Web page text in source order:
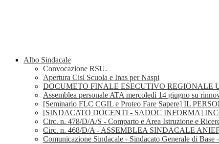
Albo Sindacale
Convocazione RSU.
Apertura Cisl Scuola e Inas per Naspi
DOCUMETO FINALE ESECUTIVO REGIONALE
Assemblea personale ATA mercoledì 14 giugno su
[Seminario FLC CGIL e Proteo Fare Sapere] IL
[SINDACATO DOCENTI - SADOC INFORMA]
Circ. n. 478/D/A/S - Comparto e Area Istruzione e
Circ. n. 468/D/A - ASSEMBLEA SINDACALE
Comunicazione Sindacale - Sindacato Generale di Base